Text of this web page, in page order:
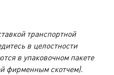
транспортной
в целостности
в упаковочном пакете
фирменным скотчем).